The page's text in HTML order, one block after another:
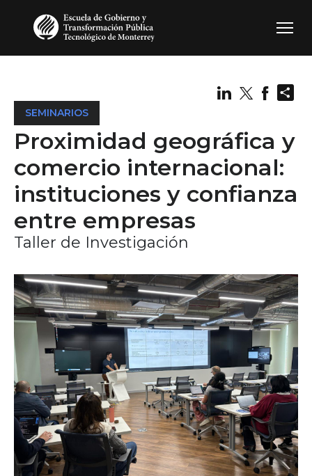
SEMINARIOS
Proximidad geográfica y
comercio internacional:
instituciones y confianza
entre empresas
Taller de Investigación